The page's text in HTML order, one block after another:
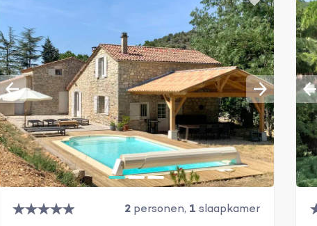
2personen, 1 slaapkamer